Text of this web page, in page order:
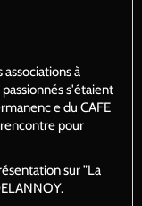
à
s'étaient
e du CAFE
pour
sur "La